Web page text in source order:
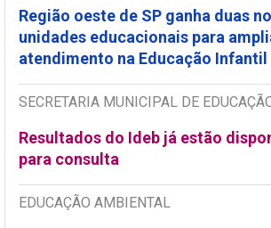
Região oeste de SP ganha duas
unidades educacionais para
atendimento na Educação Infantil
SECRETARIA MUNICIPAL DE
Resultados do Ideb já estão
para consulta
EDUCAÇÃO AMBIENTAL